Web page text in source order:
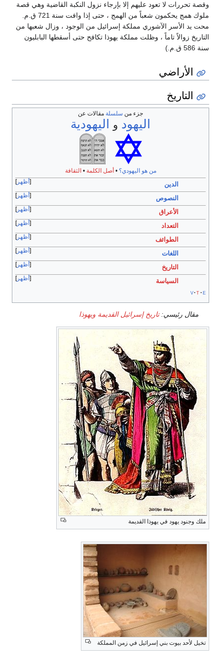
تحررات لا تعود عليهم إلا بإرجاء نزول النكبة القاضية وهي قصة
ملوك همج يحكمون شعباً من الهمج ، حتى إذا وافت سنة 721 ق.م.
يد الأسر الآشوري مملكة إسرائيل من الوجود ، وزال شعبها من
زوالاً تاماً ، وظلت مملكة يهوذا تكافح حتى أسقطها البابليون
الأراضي
التاريخ
جزء منسلسلة مقالات عن
اليهود و اليهودية
من هو اليهودي؟•أصل الكلمة•الثقافة
النصوص
الأعراق
الطوائف
السياسة
مقال رئيسي:تاريخ إسرائيل القديمة ويهوذا
وجنود يهود في يهوذا القديمة
لأحد بيوت بني إسرائيل في زمن المملكة